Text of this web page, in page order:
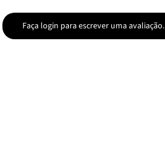
Faça login para escrever uma avaliação.